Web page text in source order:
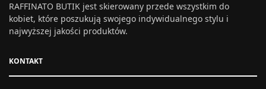
RAFFINATO BUTIK jest skierowany przede wszystkim do
kobiet, które poszukują swojego indywidualnego stylu i
najwyższej jakości produktów.
KONTAKT